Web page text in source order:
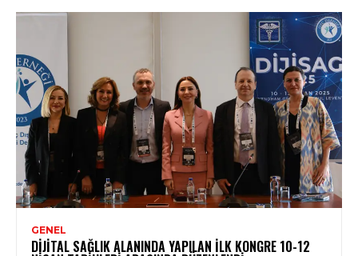
GENEL
DIJITAL SAĞLIK ALANINDA YAPILAN İLK KONGRE 10-12